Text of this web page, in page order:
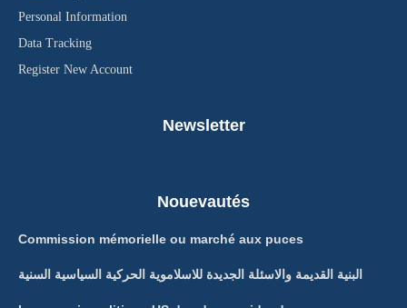
Personal Information
Data Tracking
Register New Account
Newsletter
Nouevautés
Commission mémorielle ou marché aux puces
البنية القديمة والاسئلة الجديدة للاسلاموية الحركية السياسية السنية